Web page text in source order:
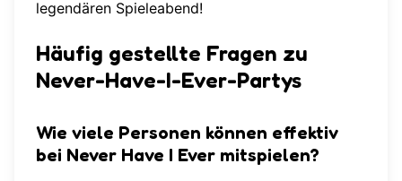
legendären Spieleabend!
Häufig gestellte Fragen zu
Never-Have-I-Ever-Partys
Wie viele Personen können effektiv
bei Never Have I Ever mitspielen?